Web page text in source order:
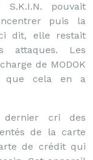
S.K.I.N. pouvait
puis la
dit, elle restait
attaques. Les
de MODOK
que cela en a
dernier cri des
de la carte
de crédit qui